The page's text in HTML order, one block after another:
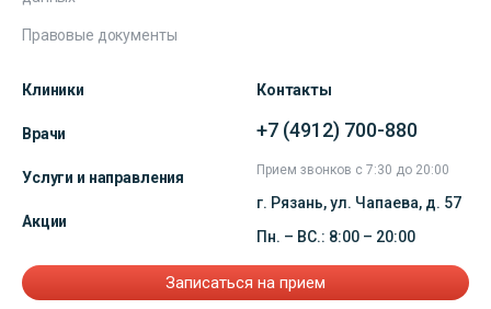
Правовые документы
Клиники
Врачи
Услуги и направления
Акции
Контакты
+7 (4912) 700-880
Прием звонков с 7:30 до 20:00
г. Рязань, ул. Чапаева, д. 57
Пн. – ВС.: 8:00 – 20:00
Записаться на прием